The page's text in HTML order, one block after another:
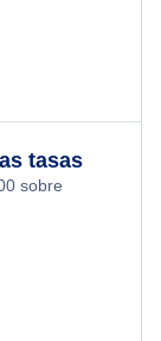
tasas
sobre